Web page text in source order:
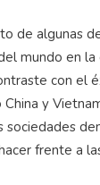
de algunas
mundo en
con el
y
sociedades
frente a